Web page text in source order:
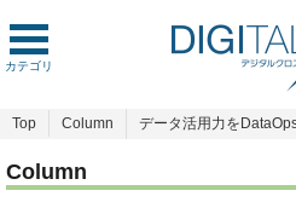
カテゴリ
Top Column データ活用力を
Column